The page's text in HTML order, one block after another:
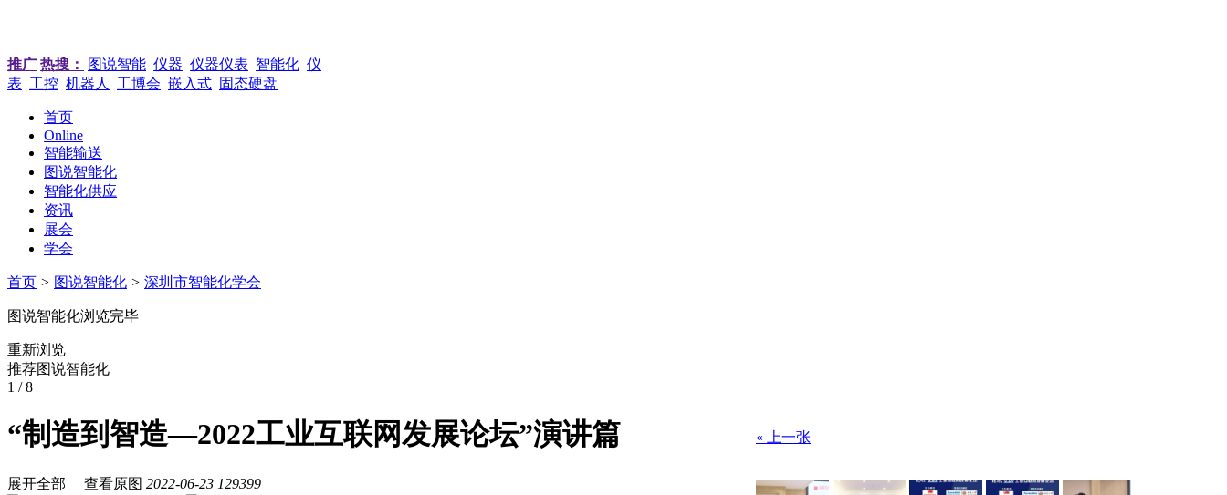
推广 热搜： 图说智能 仪器 仪器仪表 智能化 仪
表 工控 机器人 工博会 嵌入式 固态硬盘
首页
Online
智能输送
图说智能化
智能化供应
资讯
展会
学会
首页 > 图说智能化 > 深圳市智能化学会
图说智能化浏览完毕
重新浏览
推荐图说智能化
1 / 8
“制造到智造—2022工业互联网发展论坛”演讲篇
展开全部 查看原图 2022-06-23 129399
« 上一张